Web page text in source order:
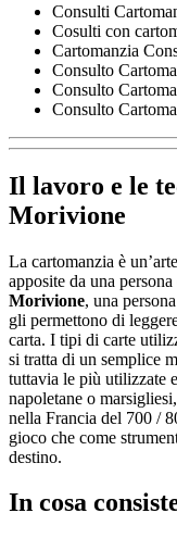
Consulti
Cosulti con
Cartomanzia
Consulto
Consulto
Consulto
Il lavoro e le
Morivione
La cartomanzia è
apposite da una
Morivione, una
gli permettono di
carta. I tipi di carte
si tratta di un semplice
tuttavia le più utilizzate
napoletane o
nella Francia del 700 /
gioco che come
destino.
In cosa